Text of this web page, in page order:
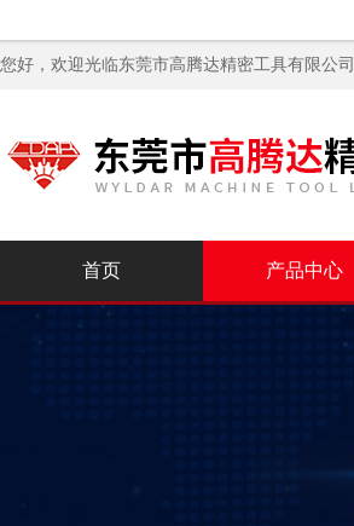
您好，欢迎光临东莞市高腾达精密工具有限公司
首页 产品中心